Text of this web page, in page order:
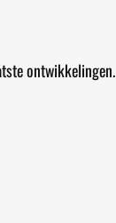
ontwikkelingen.